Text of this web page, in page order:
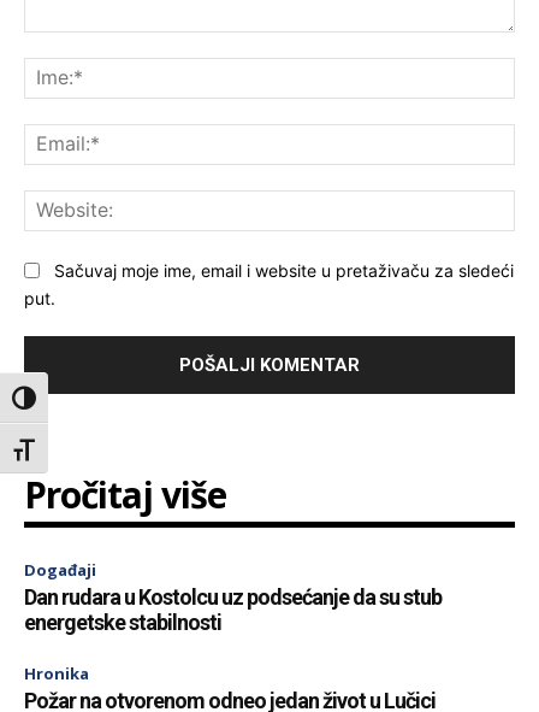
Toggle High Contrast
Toggle Font size
Sačuvaj moje ime, email i website u pretaživaču za sledeći
put.
Pročitaj više
Događaji
Dan rudara u Kostolcu uz podsećanje da su stub
energetske stabilnosti
Hronika
Požar na otvorenom odneo jedan život u Lučici